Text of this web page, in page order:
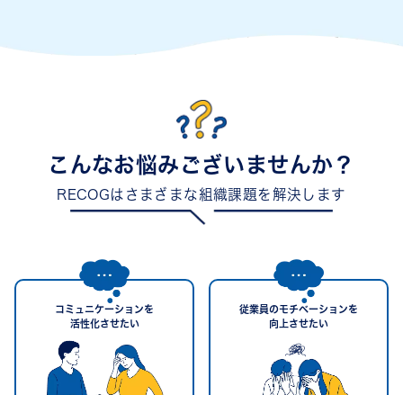
こんなお悩みございませんか？
RECOGはさまざまな組織課題を解決します
コミュニケーションを
活性化させたい
従業員のモチベーションを
向上させたい